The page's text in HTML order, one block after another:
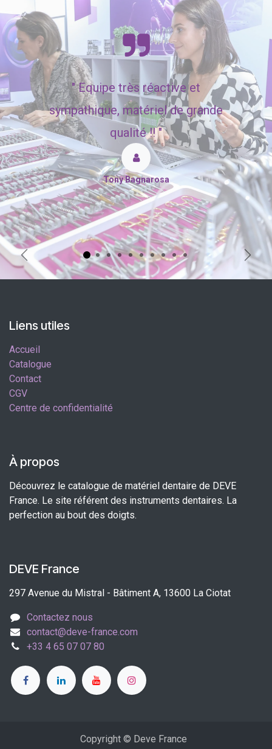
"Equipe très réactive et
sympathique, matériel de grande
qualité !! "
Tony Bagnarosa
Précédent
Liens utiles
Accueil
Catalogue
Contact
CGV
Centre de confidentialité
À propos
Découvrez le catalogue de matériel dentaire de DEVE
France. Le site référent des instruments dentaires. La
perfection au bout des doigts.
DEVE France
297 Avenue du Mistral - Bâtiment A, 13600 La Ciotat
Contactez nous
contact@deve-france.com
+33 4 65 07 07 80
Copyright © Deve France